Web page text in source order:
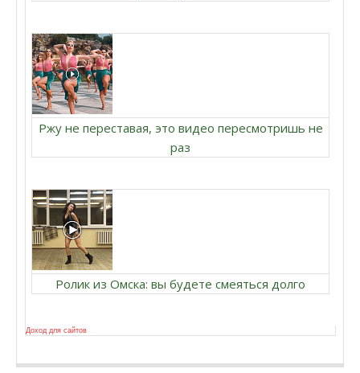
Ржу не переставая, это видео пересмотришь не
раз
Ролик из Омска: вы будете смеяться долго
Доход для сайтов